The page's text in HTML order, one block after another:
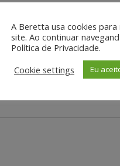
loja você encontra este
A Beretta usa cookies
site. Ao continuar
Política de Privacidade.
Cookie settings
Eu